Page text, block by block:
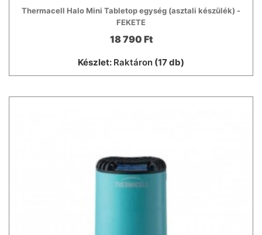
Thermacell Halo Mini Tabletop egység (asztali készülék) -
FEKETE
18 790 Ft
Készlet: Raktáron (17 db)